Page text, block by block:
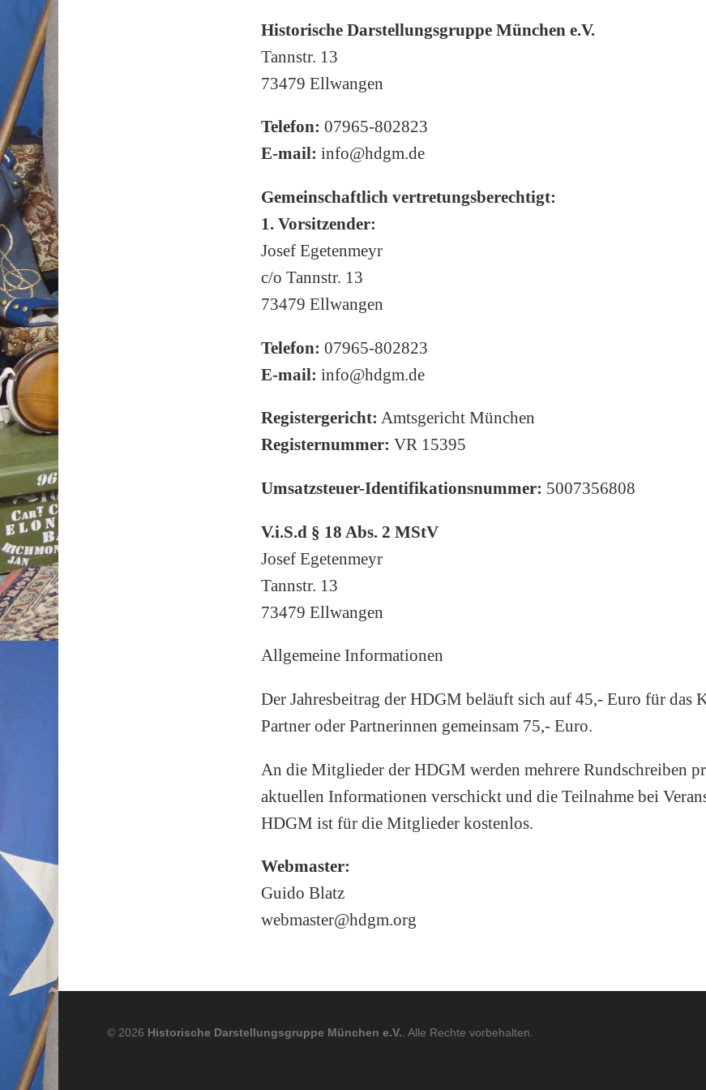
Historische Darstellungsgruppe München e.V.
Tannstr. 13
73479 Ellwangen
Telefon: 07965-802823
E-mail: info@hdgm.de
Gemeinschaftlich vertretungsberechtigt:
1. Vorsitzender:
Josef Egetenmeyr
c/o Tannstr. 13
73479 Ellwangen
Telefon: 07965-802823
E-mail: info@hdgm.de
Registergericht: Amtsgericht München
Registernummer: VR 15395
Umsatzsteuer-Identifikationsnummer: 5007356808
V.i.S.d § 18 Abs. 2 MStV
Josef Egetenmeyr
Tannstr. 13
73479 Ellwangen
Allgemeine Informationen
Der Jahresbeitrag der HDGM beläuft sich auf 45,- Euro für das
Partner oder Partnerinnen gemeinsam 75,- Euro.
An die Mitglieder der HDGM werden mehrere Rundschreiben
aktuellen Informationen verschickt und die Teilnahme bei
HDGM ist für die Mitglieder kostenlos.
Webmaster:
Guido Blatz
webmaster@hdgm.org
© 2026 Historische Darstellungsgruppe München e.V.. Alle Rechte vorbehalten.